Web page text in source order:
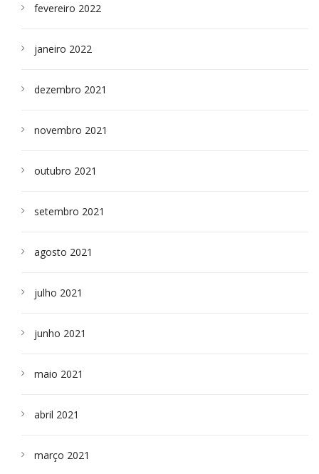
fevereiro 2022
janeiro 2022
dezembro 2021
novembro 2021
outubro 2021
setembro 2021
agosto 2021
julho 2021
junho 2021
maio 2021
abril 2021
março 2021